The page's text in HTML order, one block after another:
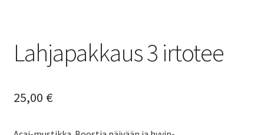
Lahjapakkaus 3 irtotee
25,00 €